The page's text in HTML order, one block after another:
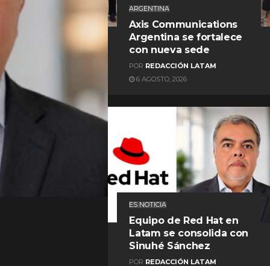
ARGENTINA
Axis Communications
Argentina se fortalece
con nueva sede
POR REDACCIÓN LATAM
6 AGOSTO, 2026
ES NOTICIA
Equipo de Red Hat en
Latam se consolida con
Sinuhé Sánchez
POR REDACCIÓN LATAM